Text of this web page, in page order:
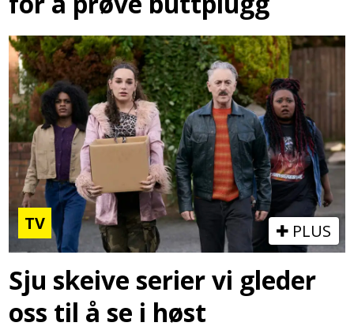
TV PLUS
Sju skeive serier vi gleder
oss til å se i høst